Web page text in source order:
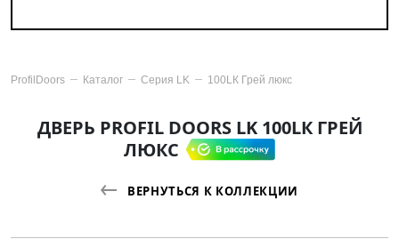
ProfilDoors Каталог Серия LK 100LК Грей люкс
ДВЕРЬ PROFIL DOORS LK 100LК ГРЕЙ
ЛЮКС
ВЕРНУТЬСЯ К КОЛЛЕКЦИИ